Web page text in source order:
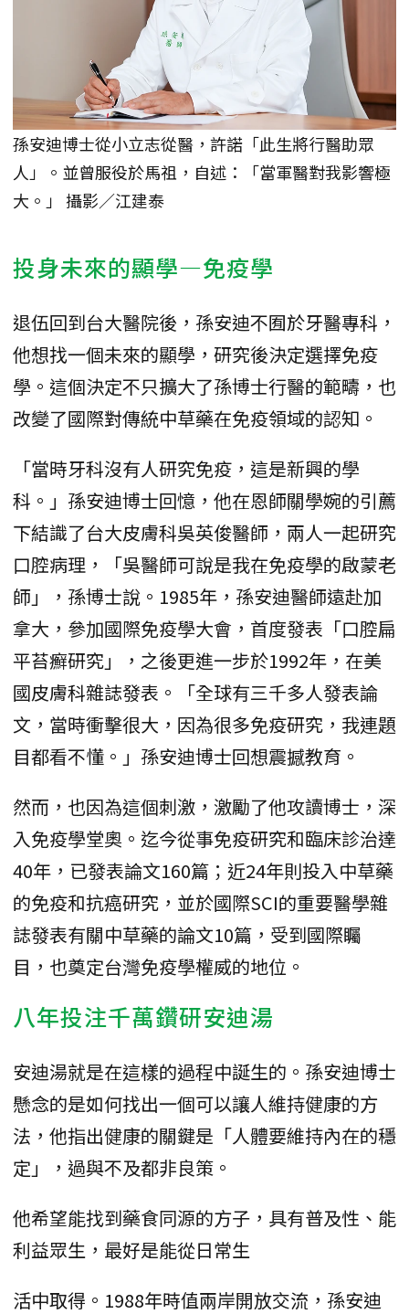
孫安迪博士從小立志從醫，許諾「此生將行醫助眾
人」。並曾服役於馬祖，自述：「當軍醫對我影響極
大。」 攝影／江建泰
投身未來的顯學—免疫學
退伍回到台大醫院後，孫安迪不囿於牙醫專科，
他想找一個未來的顯學，研究後決定選擇免疫
學。這個決定不只擴大了孫博士行醫的範疇，也
改變了國際對傳統中草藥在免疫領域的認知。
「當時牙科沒有人研究免疫，這是新興的學
科。」孫安迪博士回憶，他在恩師關學婉的引薦
下結識了台大皮膚科吳英俊醫師，兩人一起研究
口腔病理，「吳醫師可說是我在免疫學的啟蒙老
師」，孫博士說。1985年，孫安迪醫師遠赴加
拿大，參加國際免疫學大會，首度發表「口腔扁
平苔癬研究」，之後更進一步於1992年，在美
國皮膚科雜誌發表。「全球有三千多人發表論
文，當時衝擊很大，因為很多免疫研究，我連題
目都看不懂。」孫安迪博士回想震撼教育。
然而，也因為這個刺激，激勵了他攻讀博士，深
入免疫學堂奧。迄今從事免疫研究和臨床診治達
40年，已發表論文160篇；近24年則投入中草藥
的免疫和抗癌研究，並於國際SCI的重要醫學雜
誌發表有關中草藥的論文10篇，受到國際矚
目，也奠定台灣免疫學權威的地位。
八年投注千萬鑽研安迪湯
安迪湯就是在這樣的過程中誕生的。孫安迪博士
懸念的是如何找出一個可以讓人維持健康的方
法，他指出健康的關鍵是「人體要維持內在的穩
定」，過與不及都非良策。
他希望能找到藥食同源的方子，具有普及性、能
利益眾生，最好是能從日常生
活中取得。1988年時值兩岸開放交流，孫安迪